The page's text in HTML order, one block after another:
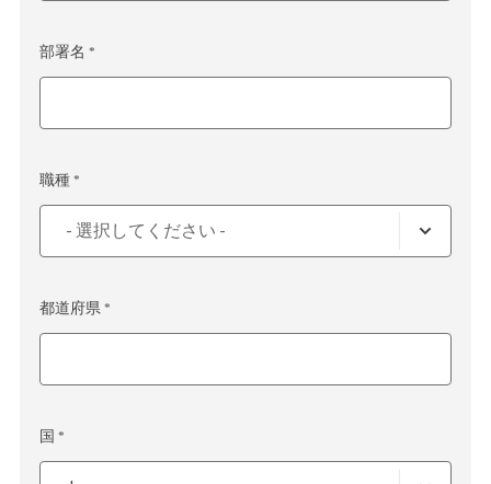
部署名 *
職種 *
都道府県 *
国 *